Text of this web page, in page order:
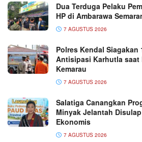
Dua Terduga Pelaku
HP di Ambarawa
7 AGUSTUS 2026
Polres Kendal Siagakan
Antisipasi Karhutla saat
Kemarau
7 AGUSTUS 2026
Salatiga Canangkan
Minyak Jelantah
Ekonomis
7 AGUSTUS 2026